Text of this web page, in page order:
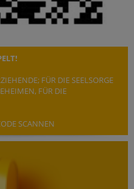
FÜR DIE SEELSORGE
FÜR DIE
SCANNEN